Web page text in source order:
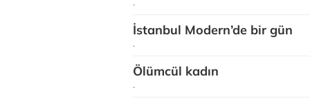
İstanbul Modern’de bir gün
.
Ölümcül kadın
.